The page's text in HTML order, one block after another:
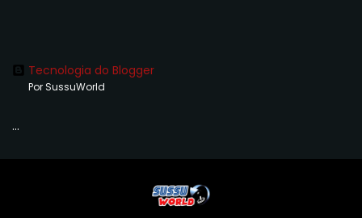
Tecnologia do Blogger
Por SussuWorld
...